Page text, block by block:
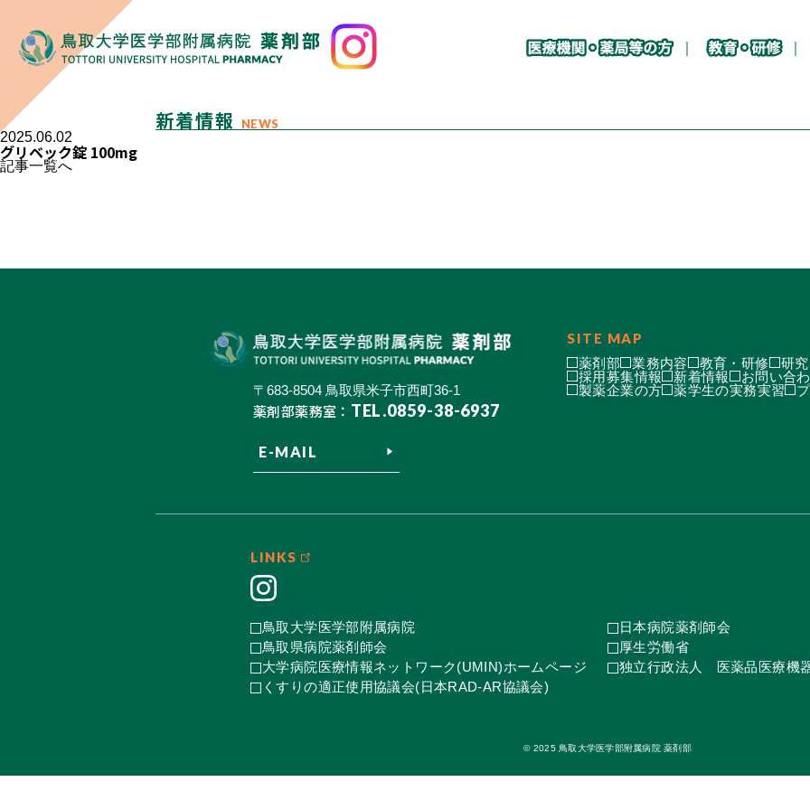
新着情報 NEWS
2025.06.02
グリベック錠 100mg
記事一覧へ
〒683-8504 鳥取県米子市西町36-1
薬剤部薬務室： TEL.0859-38-6937
E-MAIL
SITE MAP
薬剤部 業務内容 教育・研修 研
採用募集情報
新着情報 お問い合
製薬企業の方
薬学生の実務実習
LINKS
鳥取大学医学部附属病院
日本病院薬剤師会
鳥取県病院薬剤師会
厚生労働省
大学病院医療情報ネットワーク(UMIN)ホームページ
独立行政法人 医薬品医療機
くすりの適正使用協議会(日本RAD-AR協議会)
© 2025 鳥取大学医学部附属病院 薬剤部